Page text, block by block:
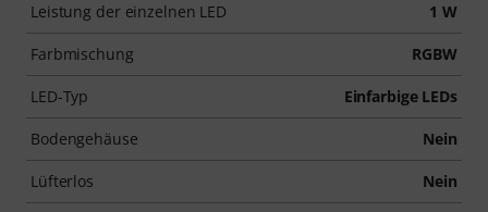
Leistung der einzelnen LED 1 W
Farbmischung RGBW
LED-Typ Einfarbige LEDs
Bodengehäuse Nein
Lüfterlos Nein